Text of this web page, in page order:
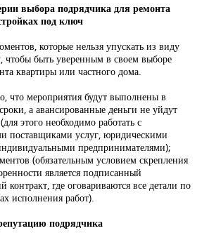
выбора подрядчика для ремонта
под ключ
которые нельзя упускать из виду
чтобы быть уверенным в своем выборе
квартиры или частного дома.
что мероприятия будут выполнены в
а авансированные деньги не уйдут
этого необходимо работать с
поставщиками услуг, юридическими
предпринимателями);
(обязательным условием скрепления
является подписанный
контракт, где оговариваются все детали по
исполнения работ).
подрядчика